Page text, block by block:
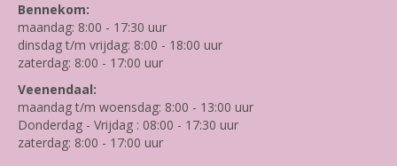
Bennekom:
maandag: 8:00 - 17:30 uur
dinsdag t/m vrijdag: 8:00 - 18:00 uur
zaterdag: 8:00 - 17:00 uur
Veenendaal:
maandag t/m woensdag: 8:00 - 13:00 uur
Donderdag - Vrijdag : 08:00 - 17:30 uur
zaterdag: 8:00 - 17:00 uur